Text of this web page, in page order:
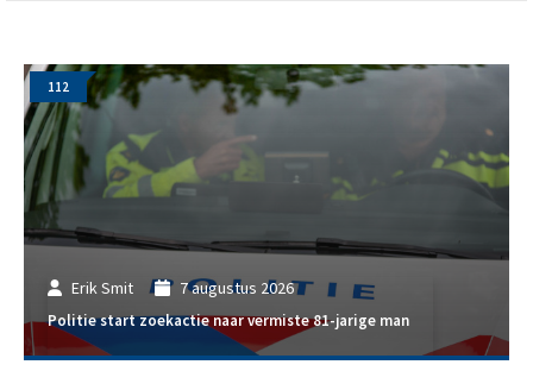
Erik Smit 7 augustus 2026
Politie start zoekactie naar vermiste 81-jarige man
112